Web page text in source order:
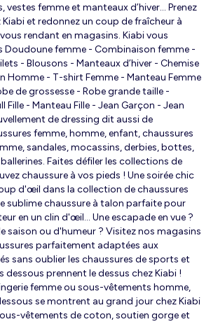
vestes femme et manteaux d’hiver... Prenez
et redonnez un coup de fraîcheur à
rendant en magasins. Kiabi vous
Doudoune femme - Combinaison femme -
- Blousons - Manteaux d’hiver - Chemise
Homme - T-shirt Femme - Manteau Femme
de grossesse - Robe grande taille -
Fille - Manteau Fille - Jean Garçon - Jean
de dressing dit aussi de
femme, homme, enfant, chaussures
sandales, mocassins, derbies, bottes,
Faites défiler les collections de
chaussure à vos pieds ! Une soirée chic
d'œil dans la collection de chaussures
sublime chaussure à talon parfaite pour
en un clin d'œil... Une escapade en vue ?
saison ou d'humeur ? Visitez nos magasins
parfaitement adaptées aux
sans oublier les chaussures de sports et
dessous prennent le dessus chez Kiabi !
femme ou sous-vêtements homme,
se montrent au grand jour chez Kiabi
vêtements de coton, soutien gorge et